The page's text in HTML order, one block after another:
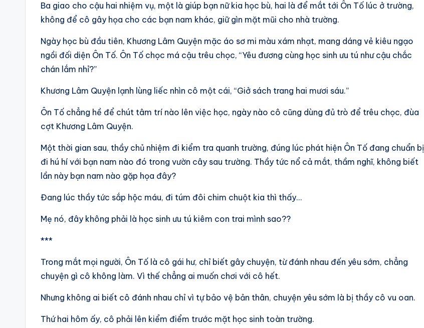
Ba giao cho cậu hai nhiệm vụ, một là giúp bạn nữ kia học bù, hai là để mắt tới Ôn Tố lúc ở trường,
không để cô gây họa cho các bạn nam khác, giữ gìn mặt mũi cho nhà trường.
Ngày học bù đầu tiên, Khương Lâm Quyện mặc áo sơ mi màu xám nhạt, mang dáng vẻ kiêu ngạo
ngồi đối diện Ôn Tố. Ôn Tố chọc má cậu trêu chọc, “Yêu đương cùng học sinh ưu tú như cậu chắc
chán lắm nhỉ?”
Khương Lâm Quyện lạnh lùng liếc nhìn cô một cái, “Giở sách trang hai mươi sáu.”
Ôn Tố chẳng hề để chút tâm trí nào lên việc học, ngày nào cô cũng dùng đủ trò để trêu chọc, đùa
cợt Khương Lâm Quyện.
Một thời gian sau, thầy chủ nhiệm đi kiểm tra quanh trường, đúng lúc phát hiện Ôn Tố đang chuẩn bị
đi hú hí với bạn nam nào đó trong vườn cây sau trường. Thầy tức nổ cả mắt, thầm nghĩ, không biết
lần này bạn nam nào gặp họa đây?
Đang lúc thầy tức sắp hộc máu, đi túm đôi chim chuột kia thì thấy…
Mẹ nó, đây không phải là học sinh ưu tú kiêm con trai mình sao??
***
Trong mắt mọi người, Ôn Tố là cô gái hư, chỉ biết gây chuyện, từ đánh nhau đến yêu sớm, chẳng
chuyện gì cô không làm. Vì thế chẳng ai muốn chơi với cô hết.
Nhưng không ai biết cô đánh nhau chỉ vì tự bảo vệ bản thân, chuyện yêu sớm là bị thầy cô vu oan.
Thứ hai hôm ấy, cô phải lên kiểm điểm trước mặt học sinh toàn trường.